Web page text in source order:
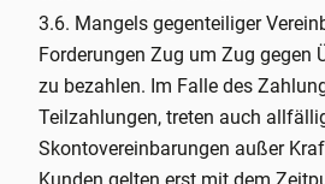
3.6. Mangels gegenteiliger
Forderungen Zug um Zug gegen
zu bezahlen. Im Falle des
Teilzahlungen, treten auch
Skontovereinbarungen außer